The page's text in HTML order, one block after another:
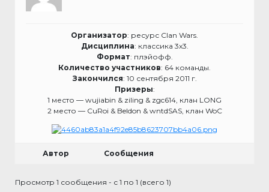
Организатор: ресурс Clan Wars.
Дисциплина: классика 3х3.
Формат: плэйофф.
Количество участников: 64 команды.
Закончился: 10 сентября 2011 г.
Призеры:
1 место — wujiabin & ziling & zgc614, клан LONG
2 место — CuRoi & Beldon & wntdSAS, клан WoC
Автор Сообщения
Просмотр 1 сообщения - с 1 по 1 (всего 1)